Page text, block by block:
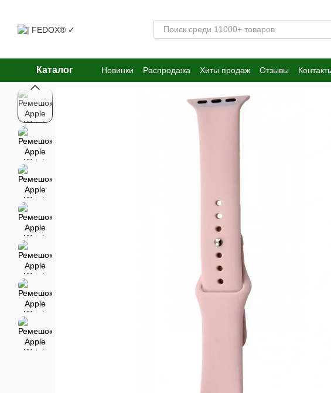
Каталог Новинки Распродажа Хиты продаж Отзывы